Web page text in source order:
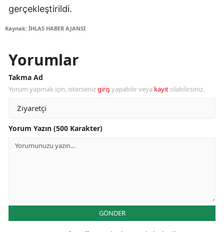
gerçekleştirildi.
Kaynak: İHLAS HABER AJANSI
Yorumlar
Takma Ad
Yorum yapmak için, istersenizgirişyapabilir veya kayıt olabilirsiniz.
Yorum Yazın (500 Karakter)
GÖNDER